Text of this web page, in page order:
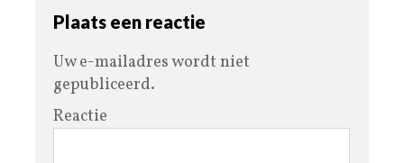
Plaats een reactie
Uw e-mailadres wordt niet
gepubliceerd.
Reactie